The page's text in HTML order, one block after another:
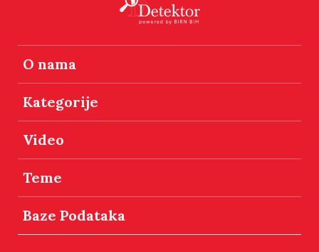
O nama
Kategorije
Video
Teme
Baze Podataka